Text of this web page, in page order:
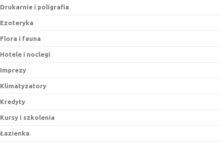
Drukarnie i poligrafia
Ezoteryka
Flora i fauna
Hotele i noclegi
Imprezy
Klimatyzatory
Kredyty
Kursy i szkolenia
Łazienka